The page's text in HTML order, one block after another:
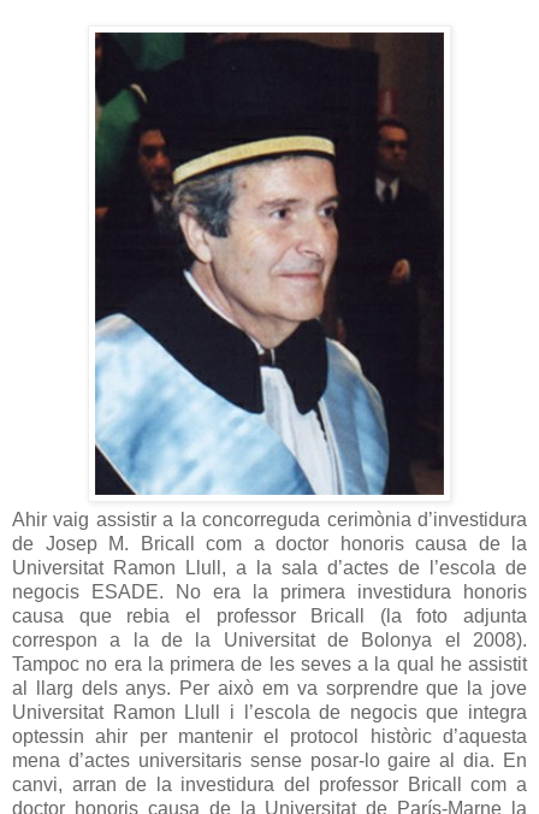
Ahir vaig assistir a la concorreguda cerimònia d’investidura
de Josep M. Bricall com a doctor honoris causa de la
Universitat Ramon Llull, a la sala d’actes de l’escola de
negocis ESADE. No era la primera investidura honoris
causa que rebia el professor Bricall (la foto adjunta
correspon a la de la Universitat de Bolonya el 2008).
Tampoc no era la primera de les seves a la qual he assistit
al llarg dels anys. Per això em va sorprendre que la jove
Universitat Ramon Llull i l’escola de negocis que integra
optessin ahir per mantenir el protocol històric d’aquesta
mena d’actes universitaris sense posar-lo gaire al dia. En
canvi, arran de la investidura del professor Bricall com a
doctor honoris causa de la Universitat de París-Marne la